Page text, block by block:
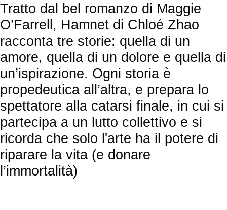
Tratto dal bel romanzo di Maggie
O’Farrell, Hamnet di Chloé Zhao
racconta tre storie: quella di un
amore, quella di un dolore e quella di
un’ispirazione. Ogni storia è
propedeutica all’altra, e prepara lo
spettatore alla catarsi finale, in cui si
partecipa a un lutto collettivo e si
ricorda che solo l'arte ha il potere di
riparare la vita (e donare
l’immortalità)